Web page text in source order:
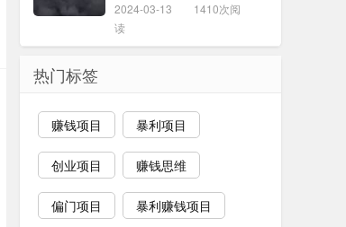
2024-03-13
1410次阅
读
热门标签
赚钱项目 暴利项目
创业项目 赚钱思维
偏门项目 暴利赚钱项目